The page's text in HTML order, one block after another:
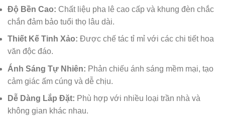
Độ Bền Cao: Chất liệu pha lê cao cấp và khung đèn chắc
chắn đảm bảo tuổi thọ lâu dài.
Thiết Kế Tinh Xảo: Được chế tác tỉ mỉ với các chi tiết hoa
văn độc đáo.
Ánh Sáng Tự Nhiên: Phản chiếu ánh sáng mềm mại, tạo
cảm giác ấm cúng và dễ chịu.
Dễ Dàng Lắp Đặt: Phù hợp với nhiều loại trần nhà và
không gian khác nhau.